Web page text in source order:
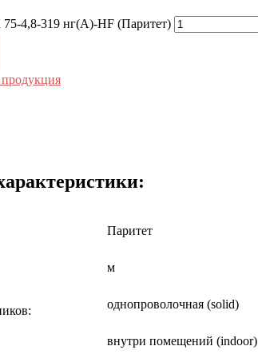
75-4,8-319 нг(А)-HF (Паритет)
Паритет
м
однопроволочная (solid)
внутри помещений (indoor)